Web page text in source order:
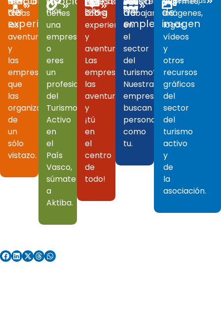
de
experiencias
todas
las
aventuras
y
las
empresas
que
las
organizan
de
un
sólo
vistazo.
más
tienes
una
empresa
o
eres
un
profesional
del
Turismo
Activo
en
el
País
Vasco,
súmate
a
Aktiba.
más
blog
sobre
experiencias
y
aventuras.
Las
empresas,
las
aventuras
y
¡tú
en
el
centro
de
todo!
más
de
empleo
trabajar
en
el
sector
del
turismo?
Nuestras
empresas
buscan
personas
como
tu.
más
de
imagen
imágenes,
logos,
vídeos
y
otros
recursos
gráficos
del
sector
del
turismo
activo
y
de
la
asociación.